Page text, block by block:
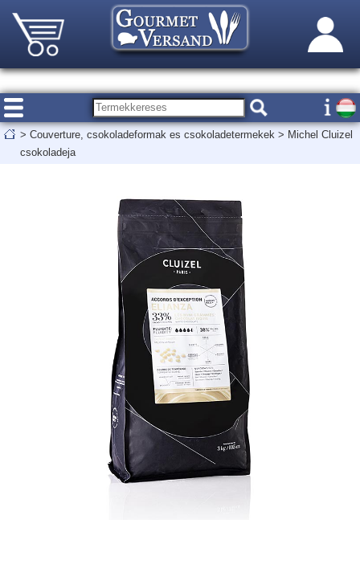
> Couverture, csokoladeformak es csokoladetermekek > Michel Cluizel
csokoladeja